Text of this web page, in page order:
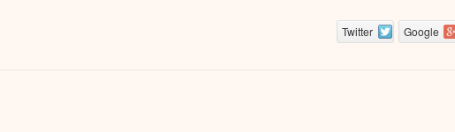
Google
Twitter